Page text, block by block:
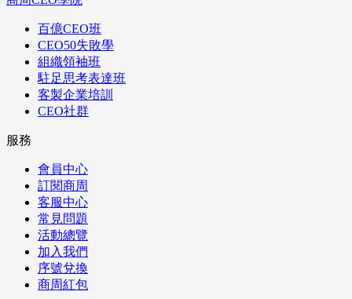
百億CEO班
CEO50失敗學
組織領袖班
駐足思考表達班
客製企業培訓
CEO社群
服務
會員中心
訂閱商周
客服中心
常見問題
活動總覽
加入我們
序號兌換
商周紅包